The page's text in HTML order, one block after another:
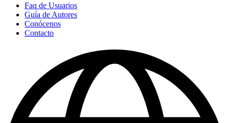
Faq de Usuarios
Guía de Autores
Conócenos
Contacto